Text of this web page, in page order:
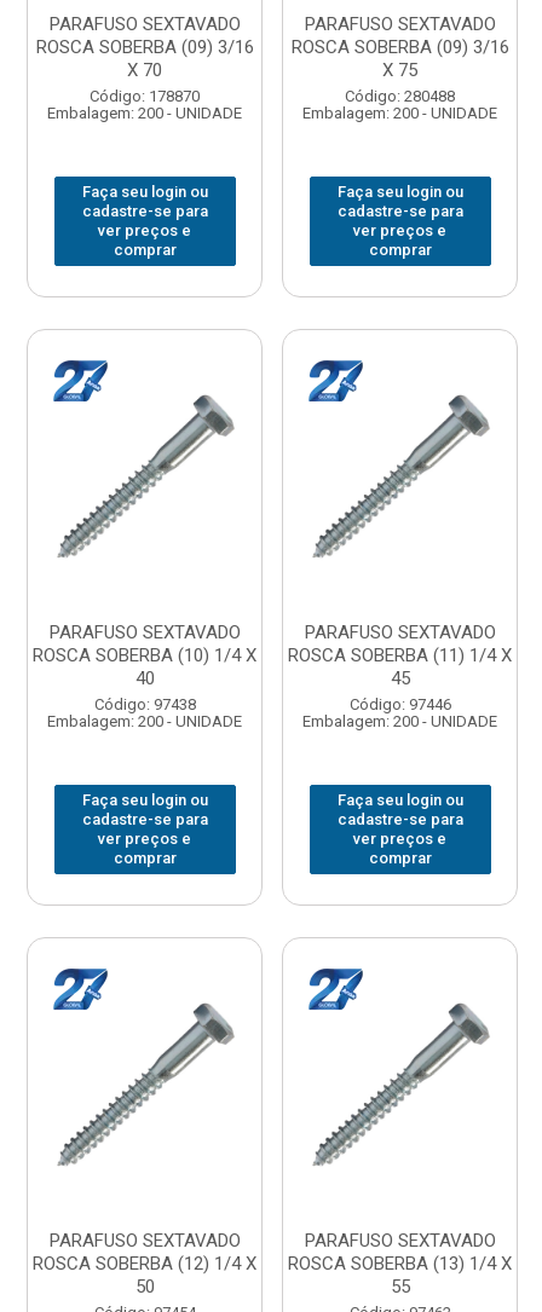
PARAFUSO SEXTAVADO
ROSCA SOBERBA (09) 3/16
X 70
Código: 178870
Embalagem: 200 - UNIDADE
Faça seu login ou
cadastre-se para
ver preços e
comprar
PARAFUSO SEXTAVADO
ROSCA SOBERBA (09) 3/16
X 75
Código: 280488
Embalagem: 200 - UNIDADE
Faça seu login ou
cadastre-se para
ver preços e
comprar
PARAFUSO SEXTAVADO
ROSCA SOBERBA (10) 1/4 X
40
Código: 97438
Embalagem: 200 - UNIDADE
Faça seu login ou
cadastre-se para
ver preços e
comprar
PARAFUSO SEXTAVADO
ROSCA SOBERBA (11) 1/4 X
45
Código: 97446
Embalagem: 200 - UNIDADE
Faça seu login ou
cadastre-se para
ver preços e
comprar
PARAFUSO SEXTAVADO
ROSCA SOBERBA (12) 1/4 X
50
PARAFUSO SEXTAVADO
ROSCA SOBERBA (13) 1/4 X
55